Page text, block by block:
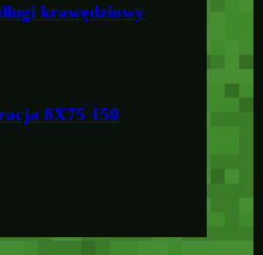
krawędziowy
8X75 150